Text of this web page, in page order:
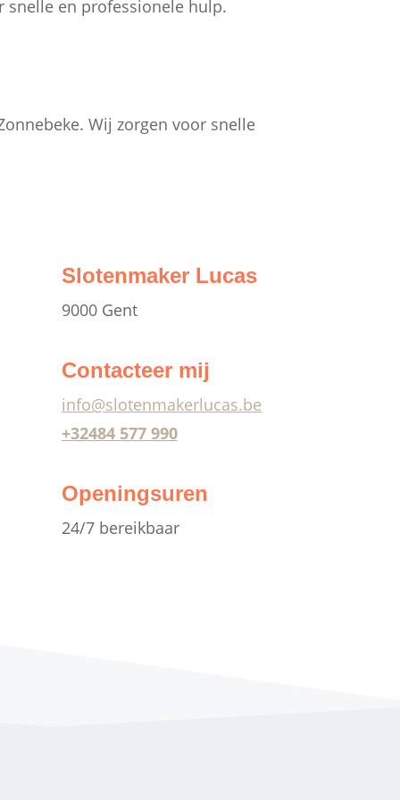
snelle en professionele hulp.
Wij zorgen voor snelle
Slotenmaker Lucas
9000 Gent
Contacteer mij
info@slotenmakerlucas.be
+32484 577 990
Openingsuren
24/7 bereikbaar